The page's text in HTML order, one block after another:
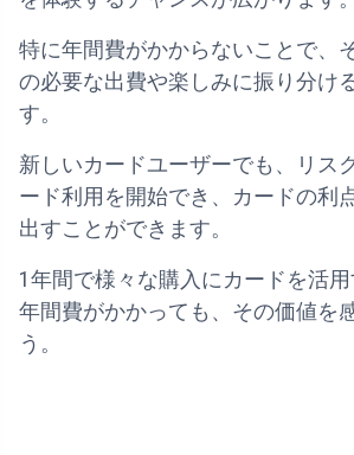
特に年間費がかからないことで、
の必要な出費や楽しみに振り分け
す。
新しいカードユーザーでも、リス
ード利用を開始でき、カードの利
出すことができます。
1年間で様々な購入にカードを活
年間費がかかっても、その価値を
う。